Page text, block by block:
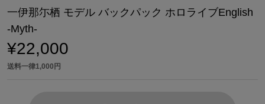
一伊那尓栖 モデル バックパック ホロライブEnglish
-Myth-
¥22,000
送料一律1,000円